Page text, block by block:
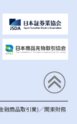
融商品取引業)／関東財務